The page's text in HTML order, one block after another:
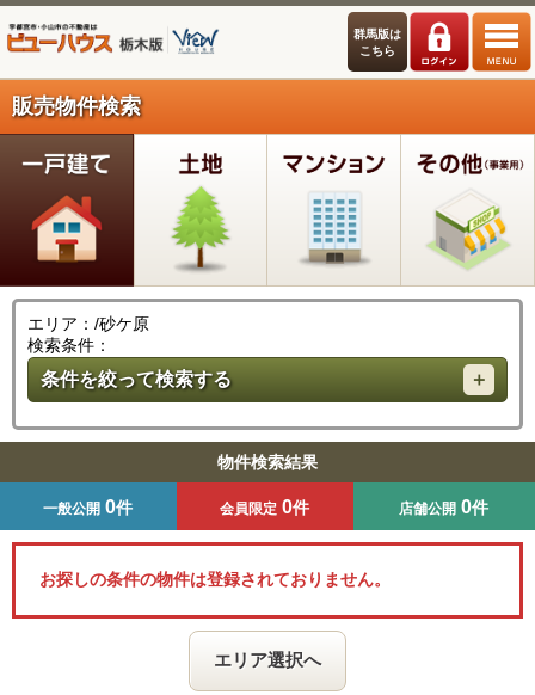
群馬版は
こちら
販売物件検索
エリア：/砂ケ原
検索条件：
条件を絞って検索する
物件検索結果
一般公開 0件 会員限定 0件 店舗公開 0件
お探しの条件の物件は登録されておりません。
エリア選択へ